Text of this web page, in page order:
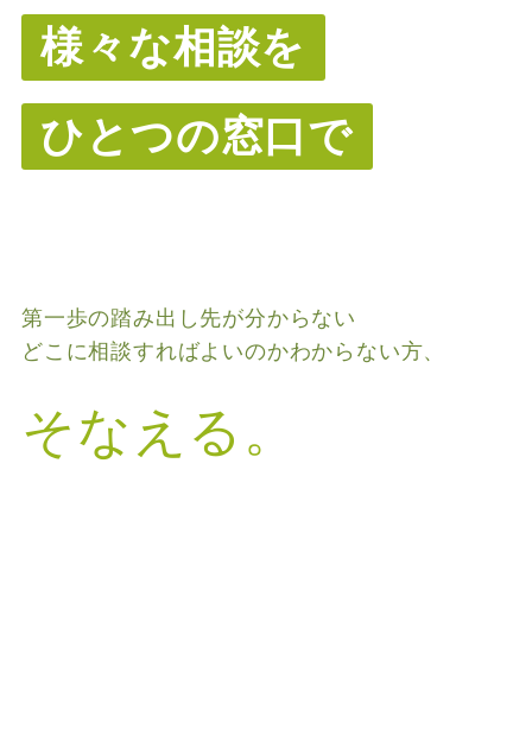
様々な相談を
ひとつの窓口で
第一歩の踏み出し先が分からない
どこに相談すればよいのかわからない方、
そなえる。